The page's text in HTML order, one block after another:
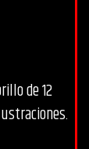
de 12